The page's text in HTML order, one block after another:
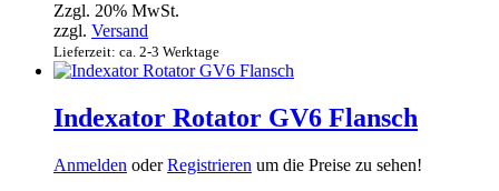
Zzgl. 20% MwSt.
zzgl. Versand
Lieferzeit: ca. 2-3 Werktage
Indexator Rotator GV6 Flansch
Anmelden oderRegistrieren um die Preise zu sehen!